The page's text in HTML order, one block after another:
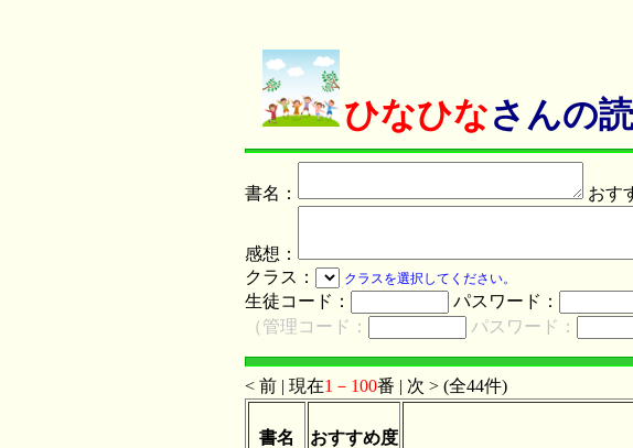
ひなひなさんの
書名： おす
感想：
クラス：
クラスを選択してください。
生徒コード：
パスワード：
（管理コード：
パスワード：
< 前 | 現在1－100番 | 次 > (全44件)
書名 おすすめ度